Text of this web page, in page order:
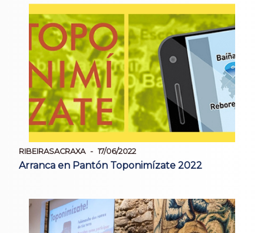
RIBEIRASACRAXA 17/06/2022
Arranca en Pantón Toponimízate 2022